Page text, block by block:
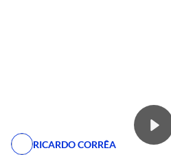
RICARDO CORRÊA